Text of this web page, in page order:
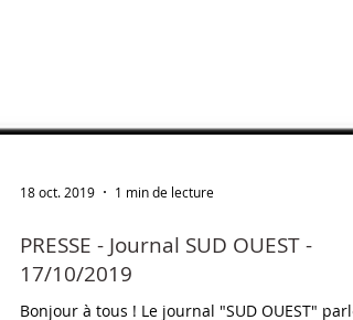
18 oct. 2019 1 min de lecture
PRESSE - Journal SUD OUEST -